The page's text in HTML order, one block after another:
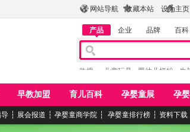
网站导航 收藏本站 设为主页
产品 企业 品牌 百科
热搜： 儿童玩具 婴幼儿奶粉 牛
早教加盟 育儿百科 孕婴童展 孕
┆ 展会报道 ┆ 孕婴童商学院 ┆ 孕婴童排行榜 ┆ 资料下载